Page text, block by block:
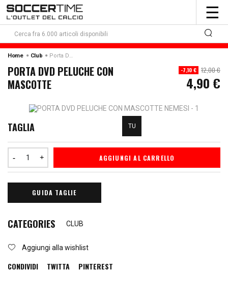
☰
Home Club Porta Dvd Peluche Con Mascotte
PORTA DVD PELUCHE CON
MASCOTTE
-7,10 € 12,00 €
4,90 €
TAGLIA TU
AGGIUNGI AL CARRELLO
GUIDA TAGLIE
CATEGORIES CLUB
Aggiungi alla wishlist
CONDIVIDI TWITTA PINTEREST